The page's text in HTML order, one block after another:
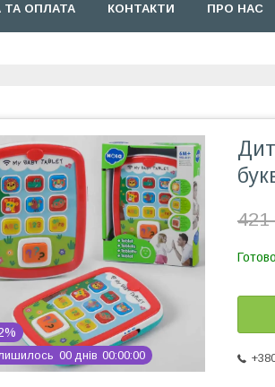
ТА ОПЛАТА КОНТАКТИ ПРО НАС
00 днів 00 00 00
421